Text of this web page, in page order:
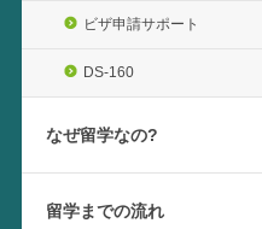
ビザ申請サポート
DS-160
なぜ留学なの?
留学までの流れ